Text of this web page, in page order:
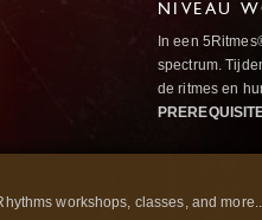
NIVEAU
In een
spectrum.
de ritmes en
workshops, classes, and